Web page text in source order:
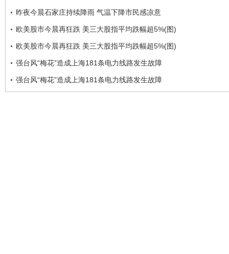
昨夜今晨石家庄持续降雨 气温下降市民感凉意
欧美股市今晨再狂跌 美三大股指平均跌幅超5%(图)
欧美股市今晨再狂跌 美三大股指平均跌幅超5%(图)
强台风“梅花”造成上海181条电力线路发生故障
强台风“梅花”造成上海181条电力线路发生故障